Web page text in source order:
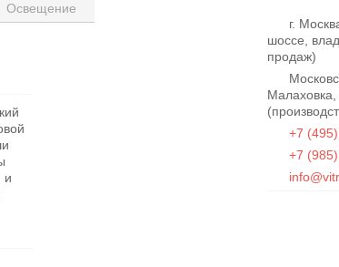
Освещение
и
г.
шоссе,
продаж)
+7
+7